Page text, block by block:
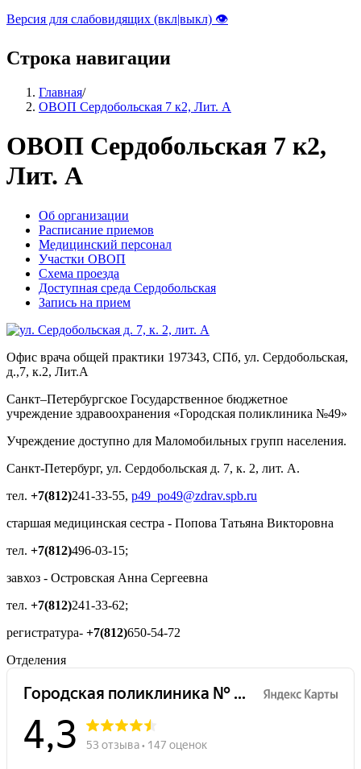
Версия для слабовидящих (вкл|выкл) 👁
Строка навигации
Главная/
ОВОП Сердобольская 7 к2, Лит. А
ОВОП Сердобольская 7 к2,
Лит. А
Об организации
Расписание приемов
Медицинский персонал
Участки ОВОП
Схема проезда
Доступная среда Сердобольская
Запись на прием
Офис врача общей практики 197343, СПб, ул. Сердобольская,
д.,7, к.2, Лит.А
Санкт–Петербургское Государственное бюджетное
учреждение здравоохранения «Городская поликлиника №49»
Учреждение доступно для Маломобильных групп населения.
Санкт-Петербург, ул. Сердобольская д. 7, к. 2, лит. А.
тел. +7(812)241-33-55, p49_po49@zdrav.spb.ru
старшая медицинская сестра - Попова Татьяна Викторовна
тел. +7(812)496-03-15;
завхоз - Островская Анна Сергеевна
тел. +7(812)241-33-62;
регистратура- +7(812)650-54-72
Отделения